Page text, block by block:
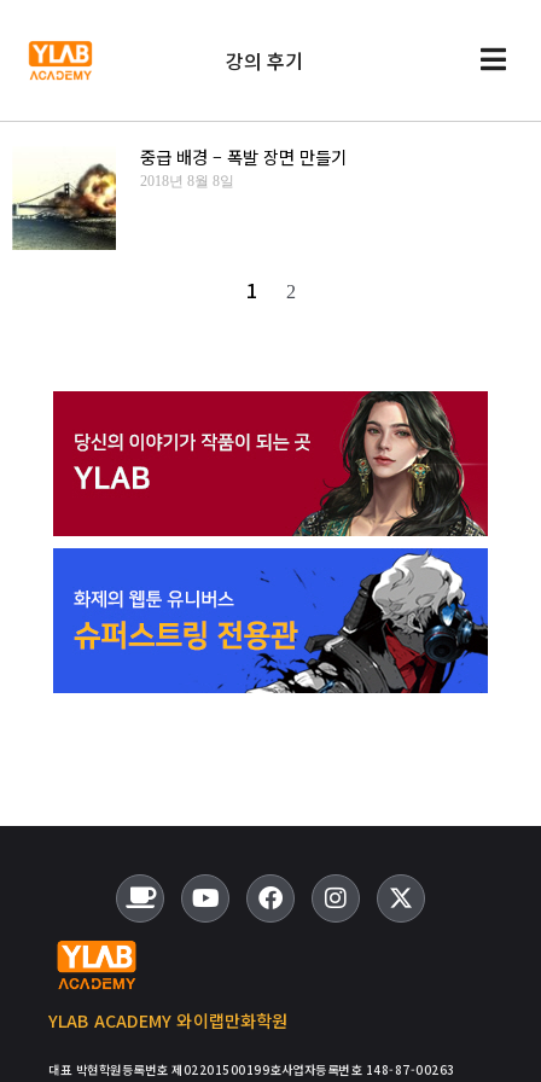
강의 후기
중급 배경 – 폭발 장면 만들기
2018년 8월 8일
1 2
YLAB ACADEMY 와이랩만화학원
대표 박현학원등록번호 제02201500199호사업자등록번호 148-87-00263